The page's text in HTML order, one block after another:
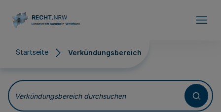
Startseite Verkündungsbereich
Verkündungsbereich
Verkündungsbereich durchsuchen